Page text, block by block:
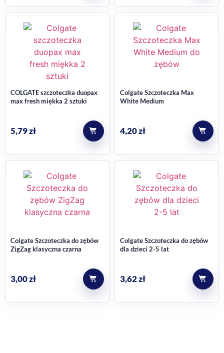
COLGATE szczoteczka duopax
max fresh miękka 2 sztuki
5,79zł
Colgate Szczoteczka Max
White Medium
4,20zł
Colgate Szczoteczka do zębów
ZigZag klasyczna czarna
3,00zł
Colgate Szczoteczka do zębów
dla dzieci 2-5 lat
3,62zł